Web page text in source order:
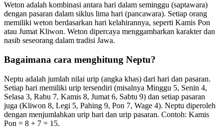
Weton adalah kombinasi antara hari dalam seminggu (saptawara)
dengan pasaran dalam siklus lima hari (pancawara). Setiap orang
memiliki weton berdasarkan hari kelahirannya, seperti Kamis Pon
atau Jumat Kliwon. Weton dipercaya menggambarkan karakter dan
nasib seseorang dalam tradisi Jawa.
Bagaimana cara menghitung Neptu?
Neptu adalah jumlah nilai urip (angka khas) dari hari dan pasaran.
Setiap hari memiliki urip tersendiri (misalnya Minggu 5, Senin 4,
Selasa 3, Rabu 7, Kamis 8, Jumat 6, Sabtu 9) dan setiap pasaran
juga (Kliwon 8, Legi 5, Pahing 9, Pon 7, Wage 4). Neptu diperoleh
dengan menjumlahkan urip hari dan urip pasaran. Contoh: Kamis
Pon = 8 + 7 = 15.